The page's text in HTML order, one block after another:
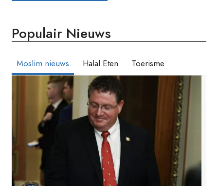
Populair Nieuws
Moslim nieuws Halal Eten Toerisme